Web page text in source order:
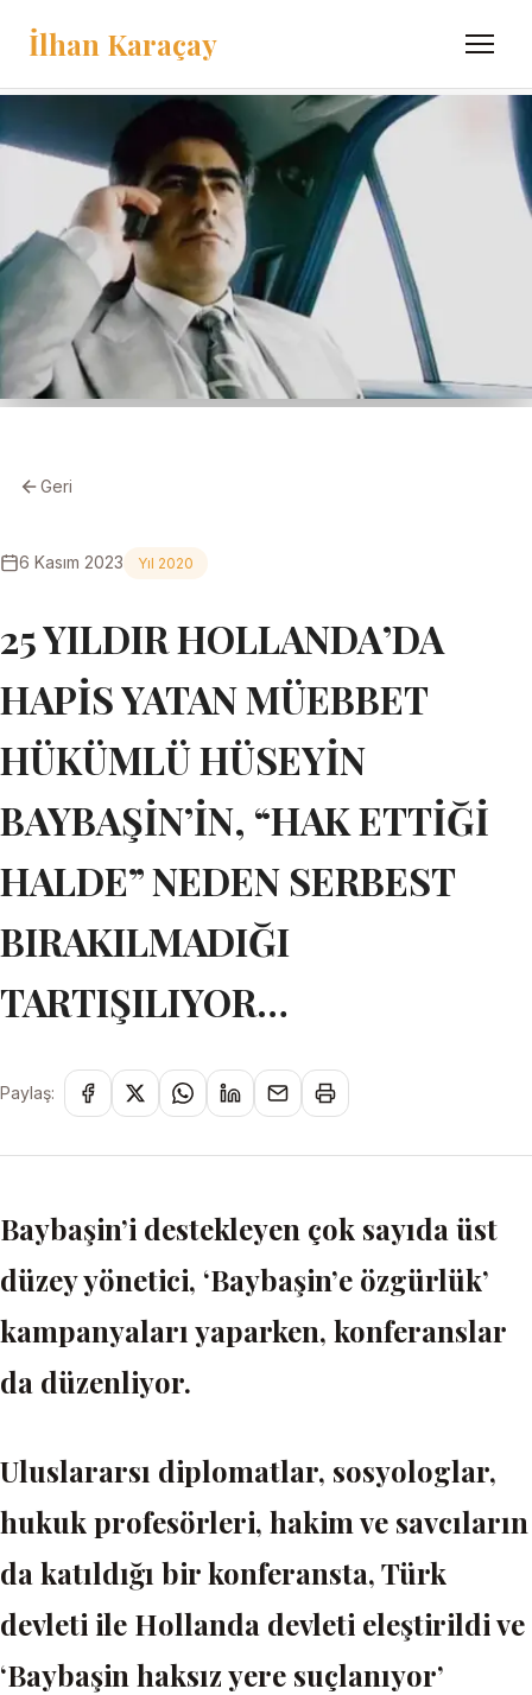
İlhan Karaçay Menü
Geri
6 Kasım 2023 Yıl 2020
25 YILDIR HOLLANDA’DA
HAPİS YATAN MÜEBBET
HÜKÜMLÜ HÜSEYİN
BAYBAŞİN’İN, “HAK ETTİĞİ
HALDE” NEDEN SERBEST
BIRAKILMADIĞI
TARTIŞILIYOR…
Paylaş:
Baybaşin’i destekleyen çok sayıda üst
düzey yönetici, ‘Baybaşin’e özgürlük’
kampanyaları yaparken, konferanslar
da düzenliyor.
Uluslararsı diplomatlar, sosyologlar,
hukuk profesörleri, hakim ve savcıların
da katıldığı bir konferansta, Türk
devleti ile Hollanda devleti eleştirildi ve
‘Baybaşin haksız yere suçlanıyor’